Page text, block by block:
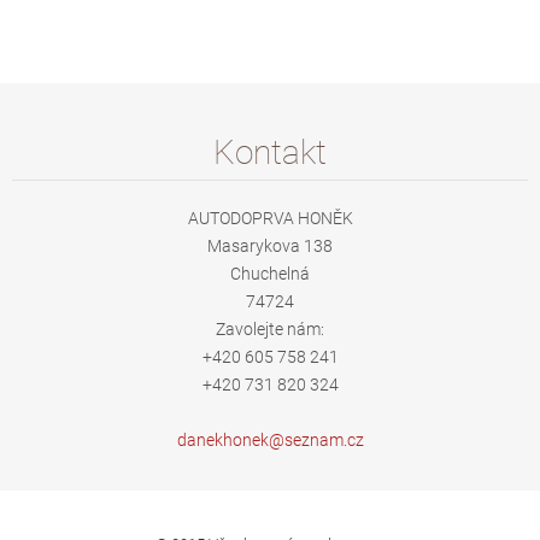
Kontakt
AUTODOPRVA HONĚK
Masarykova 138
Chuchelná
74724
Zavolejte nám:
+420 605 758 241
+420 731 820 324
danekhonek@seznam.cz